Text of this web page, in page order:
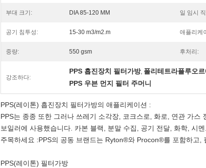
부대 크기: DIA 85-120 MM 일 임시
공기 침투성: 15-30 m3/m2.m 애플리케
중량: 550 gsm 후처리:
강조하다:
PPS 흡진장치 필터가방, 폴리테트라플루오
PPS 우븐 먼지 필터 주머니
PPS(레이톤) 흡진장치 필터가방의 애플리케이션 :
PPS는 종종 또한 그러나 쓰레기 소각장, 코크스로, 화로, 연관 가스
보일러에 사용했습니다. 카본 블랙, 분말 수집, 공기 전달, 화학, 시
주목하세요 :PPS의 공동 브랜드는 Ryton®와 Procon®를 포함하고,
PPS(레이톤) 필터가방